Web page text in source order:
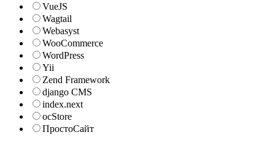
VueJS
Wagtail
Webasyst
WooCommerce
WordPress
Yii
Zend Framework
django CMS
index.next
ocStore
ПростоСайт